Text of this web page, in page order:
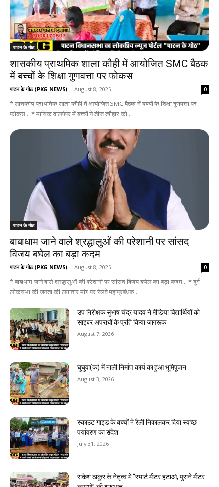
पाटन के गोठ
शासकीय प्राथमिक शाला कौही में आयोजित SMC बैठक
में बच्चों के शिक्षा गुणवत्ता पर फोकस
पाटन के गोठ (PKG NEWS) - August 8, 2026 0
* शासकीय प्राथमिक शाला कौही में आयोजित SMC बैठक में बच्चों के शिक्षा गुणवत्ता पर
फोकस... * मासिक वालपेपर में बच्चों ने तीज त्यौहार को...
पाटन के गोठ
बाबाधाम जाने वाले श्रद्धालुओं की परेशानी पर सांसद
विजय बघेल का बड़ा कदम
पाटन के गोठ (PKG NEWS) - August 8, 2026 0
* बाबाधाम जाने वाले श्रद्धालुओं की परेशानी पर सांसद विजय बघेल का बड़ा कदम... * दुर्ग
लोकसभा की जनता की लगातार मांग पर रेलवे महाप्रबंधक...
उप निरीक्षक सुभाष चंद्र यादव ने मीडिया विद्यार्थियों को
साइबर अपराधों के प्रति किया जागरूक
August 7, 2026
घुघुवा(क) में नाली निर्माण कार्य का हुआ भूमिपूजन
August 3, 2026
स्काउट गाइड के बच्चों ने रैली निकालकर दिया स्वच्छ
पर्यावरण का संदेश
July 31, 2026
राकेश ठाकुर के नेतृत्व में “स्मार्ट मीटर हटाओ, पुराने मीटर